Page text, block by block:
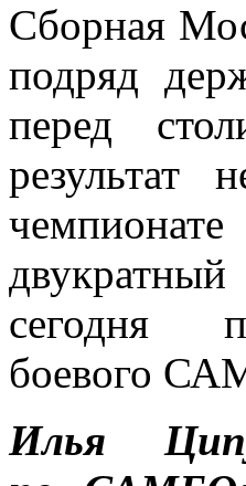
Сборная
подряд
перед
результат
сегодня
боевого
Илья